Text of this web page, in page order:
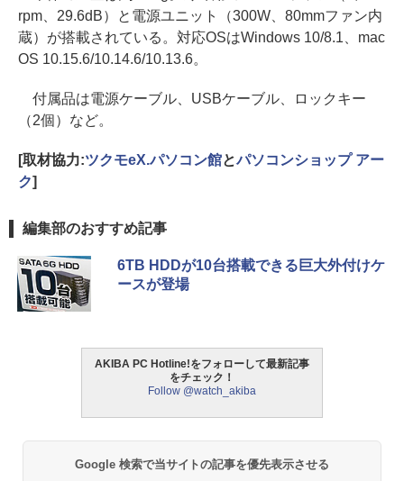
rpm、29.6dB）と電源ユニット（300W、80mmファン内
蔵）が搭載されている。対応OSはWindows 10/8.1、mac
OS 10.15.6/10.14.6/10.13.6。
付属品は電源ケーブル、USBケーブル、ロックキー
（2個）など。
[取材協力:ツクモeX.パソコン館とパソコンショップ アー
ク]
編集部のおすすめ記事
6TB HDDが10台搭載できる巨大外付けケ
ースが登場
AKIBA PC Hotline!をフォローして最新記事
をチェック！
Follow @watch_akiba
Google 検索で当サイトの記事を優先表示させる